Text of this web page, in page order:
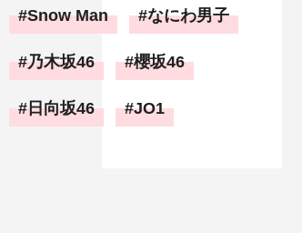
Snow Man なにわ男子
乃木坂46 櫻坂46
日向坂46 JO1